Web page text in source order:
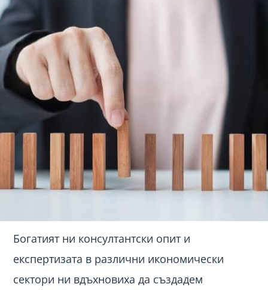
вижте
Богатият ни консултантски опит и
експертизата в различни икономически
сектори ни вдъхновиха да създадем